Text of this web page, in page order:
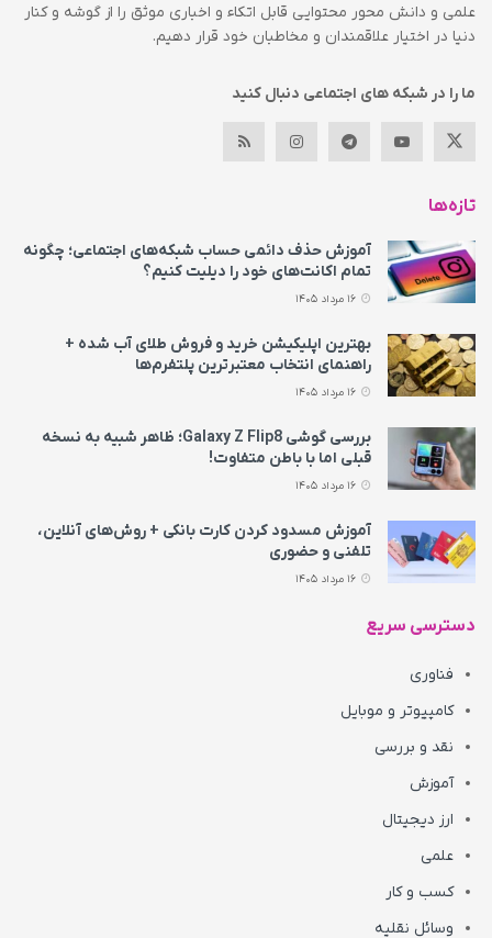
علمی و دانش محور محتوایی قابل اتکاء و اخباری موثق را از گوشه و کنار
دنیا در اختیار علاقمندان و مخاطبان خود قرار دهیم.
ما را در شبکه های اجتماعی دنبال کنید
تازه‌ها
آموزش حذف دائمی حساب شبکه‌های اجتماعی؛ چگونه
تمام اکانت‌های خود را دیلیت کنیم؟
بهترین اپلیکیشن خرید و فروش طلای آب شده +
راهنمای انتخاب معتبرترین پلتفرم‌ها
بررسی گوشی Galaxy Z Flip8؛ ظاهر شبیه به نسخه
قبلی اما با باطن متفاوت!
آموزش مسدود کردن کارت بانکی + روش‌های آنلاین،
تلفنی و حضوری
دسترسی سریع
فناوری
کامپیوتر و موبایل
نقد و بررسی
آموزش
ارز دیجیتال
علمی
کسب و کار
وسائل نقلیه